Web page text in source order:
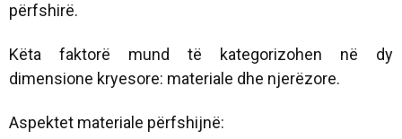
përfshirë.
Këta faktorë mund të kategorizohen në dy
dimensione kryesore: materiale dhe njerëzore.
Aspektet materiale përfshijnë: